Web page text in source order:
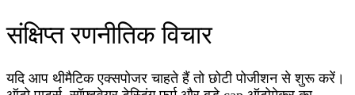
संक्षिप्त रणनीतिक विचार
यदि आप थीमैटिक एक्सपोजर चाहते हैं तो छोटी पोजीशन से शुरू करें।